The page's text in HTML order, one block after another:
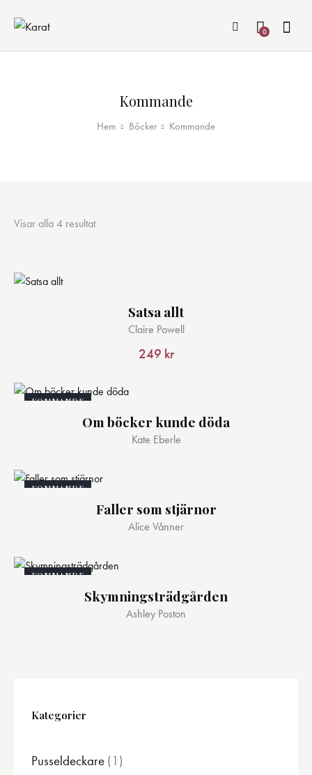
0
Kommande
Hem Böcker Kommande
Visar alla 4 resultatSortera
Satsa allt
Claire Powell
249 kr
KOMMANDE
Om böcker kunde döda
Kate Eberle
KOMMANDE
Faller som stjärnor
Alice Vånner
KOMMANDE
Skymningsträdgården
Ashley Poston
Kategorier
Pusseldeckare 1 1